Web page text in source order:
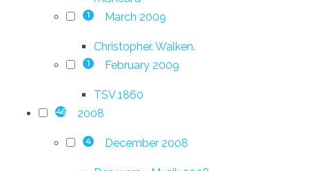
1 March 2009
Christopher. Walken.
1 February 2009
TSV 1860
46 2008
4 December 2008